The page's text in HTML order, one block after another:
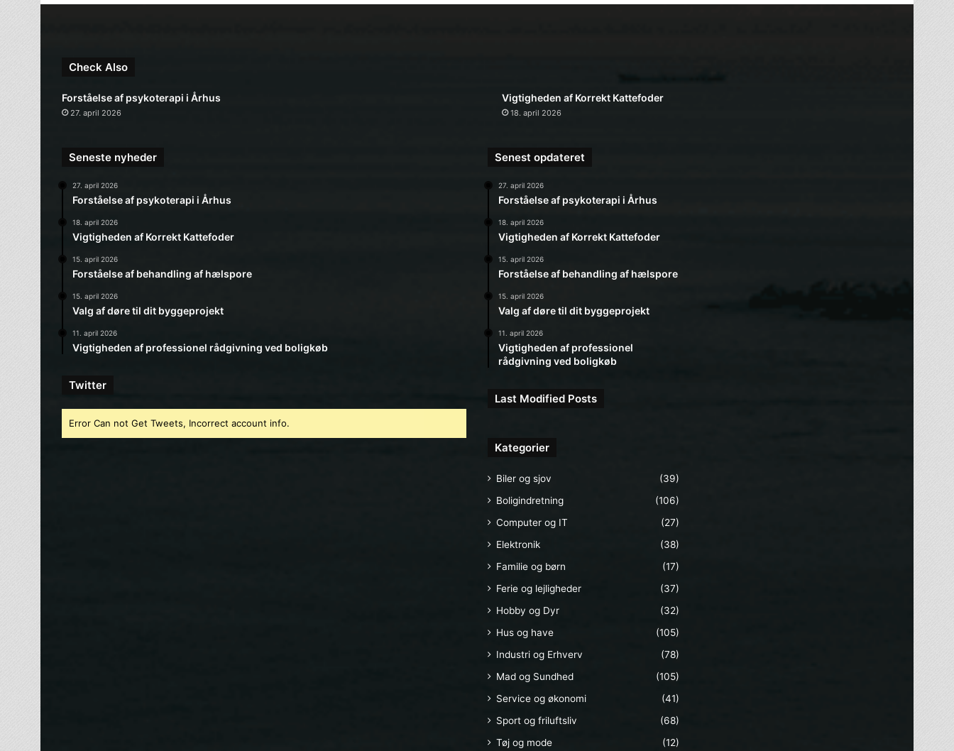
Check Also
Forståelse af psykoterapi i Århus
27. april 2026
Vigtigheden af Korrekt Kattefoder
18. april 2026
Seneste nyheder
27. april 2026
Forståelse af psykoterapi i Århus
18. april 2026
Vigtigheden af Korrekt Kattefoder
15. april 2026
Forståelse af behandling af hælspore
15. april 2026
Valg af døre til dit byggeprojekt
11. april 2026
Vigtigheden af professionel rådgivning ved boligkøb
Twitter
Error Can not Get Tweets, Incorrect account info.
Senest opdateret
27. april 2026
Forståelse af psykoterapi i Århus
18. april 2026
Vigtigheden af Korrekt Kattefoder
15. april 2026
Forståelse af behandling af hælspore
15. april 2026
Valg af døre til dit byggeprojekt
11. april 2026
Vigtigheden af professionel
rådgivning ved boligkøb
Last Modified Posts
Kategorier
Biler og sjov
(39)
Boligindretning
(106)
Computer og IT
(27)
Elektronik
(38)
Familie og børn
(17)
Ferie og lejligheder
(37)
Hobby og Dyr
(32)
Hus og have
(105)
Industri og Erhverv
(78)
Mad og Sundhed
(105)
Service og økonomi
(41)
Sport og friluftsliv
(68)
Tøj og mode
(12)